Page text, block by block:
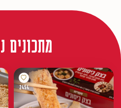
מתכונים
2454